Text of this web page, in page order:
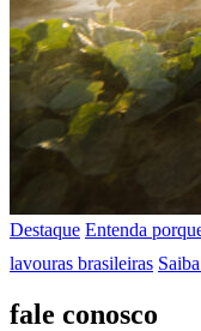
Destaque Entenda
lavouras brasileiras
fale conosco